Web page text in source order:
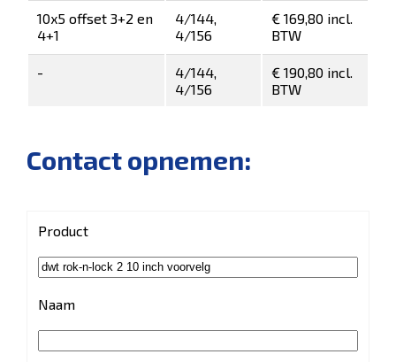
10x5 offset 3+2 en
4+1
4/144,
4/156
€ 169,80 incl.
BTW
-
4/144,
4/156
€ 190,80 incl.
BTW
Contact opnemen:
Product
Naam